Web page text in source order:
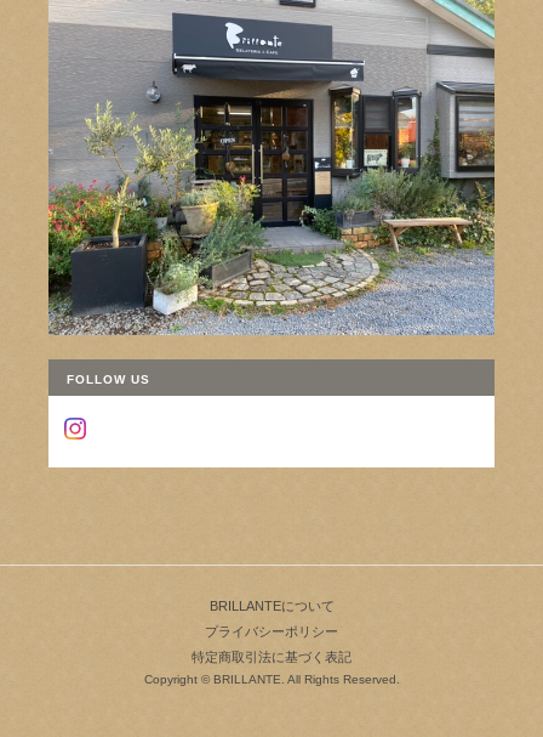
FOLLOW US
BRILLANTEについて
プライバシーポリシー
特定商取引法に基づく表記
Copyright © BRILLANTE. All Rights Reserved.